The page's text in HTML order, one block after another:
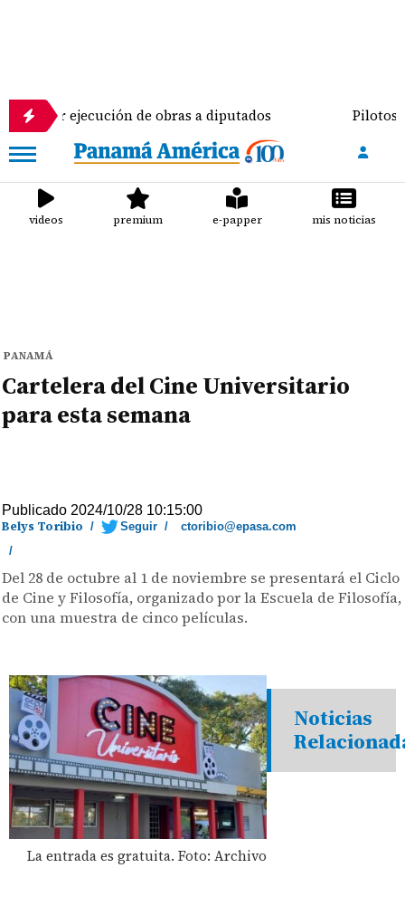
de obras a diputados Pilotos de aviación
videos premium e-papper mis noticias
PANAMÁ
Cartelera del Cine Universitario
para esta semana
Publicado 2024/10/28 10:15:00
Belys Toribio / Seguir /
ctoribio@epasa.com
/
Del 28 de octubre al 1 de noviembre se presentará el Ciclo
de Cine y Filosofía, organizado por la Escuela de Filosofía,
con una muestra de cinco películas.
La entrada es gratuita. Foto: Archivo
Noticias